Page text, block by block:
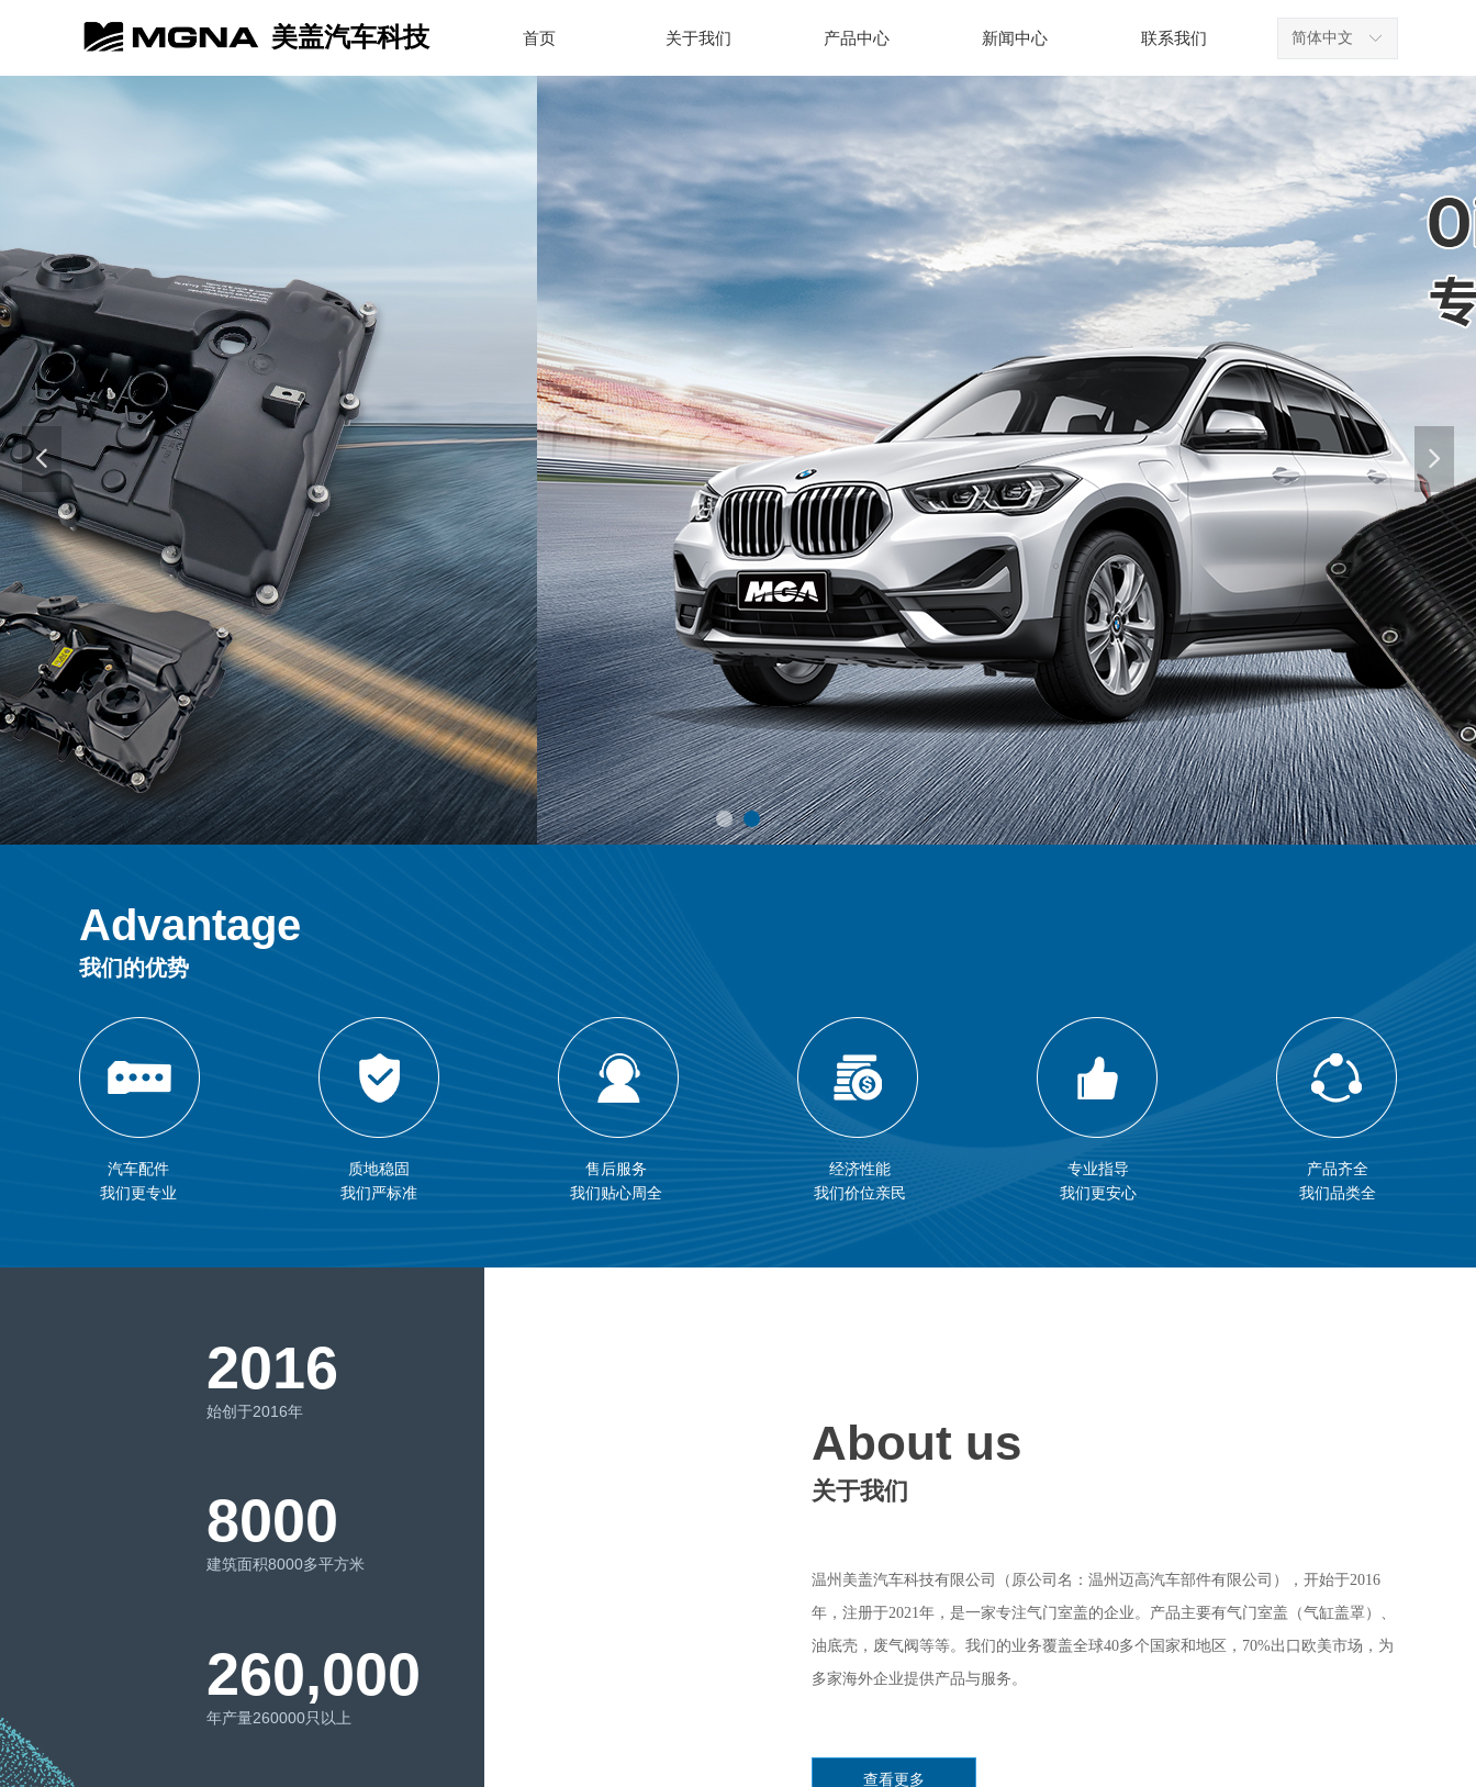
首页 关于我们 产品中心 新闻中心
新闻中心
联系我们
联系我们
美盖汽车科技 ꀅ
简体中文
Advantage
我们的优势
汽车配件
我们更专业
质地稳固
我们严标准
售后服务
我们贴心周全
经济性能
我们价位亲民
专业指导
我们更安心
产品齐全
我们品类全
넳 넲
2016
始创于2016年
8000
建筑面积8000多平方米
260,000
年产量260000只以上
About us
关于我们
温州美盖汽车科技有限公司（原公司名：温州迈高汽车部件有限公司），开始于2016
年，注册于2021年，是一家专注气门室盖的企业。产品主要有气门室盖（气缸盖罩）、
油底壳，废气阀等等。我们的业务覆盖全球40多个国家和地区，70%出口欧美市场，为
多家海外企业提供产品与服务。
以诚信、专业热忱为宗旨，美盖将与客人一起发展壮大！
查看更多